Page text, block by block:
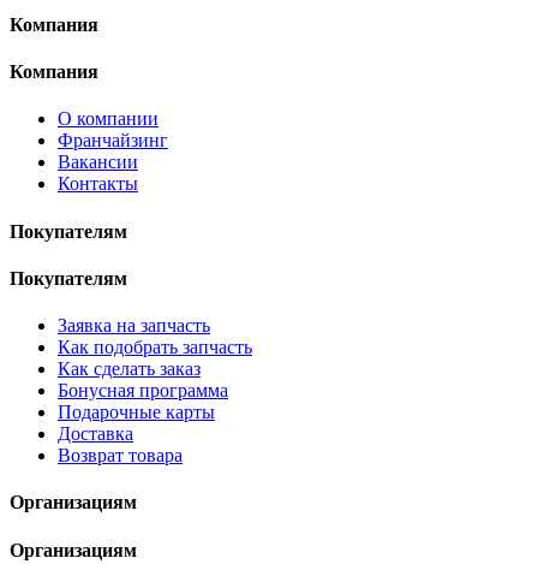
Компания
Компания
О компании
Франчайзинг
Вакансии
Контакты
Покупателям
Покупателям
Заявка на запчасть
Как подобрать запчасть
Как сделать заказ
Бонусная программа
Подарочные карты
Доставка
Возврат товара
Организациям
Организациям